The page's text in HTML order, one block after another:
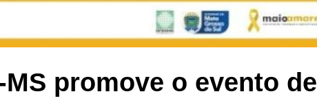
promove o evento de